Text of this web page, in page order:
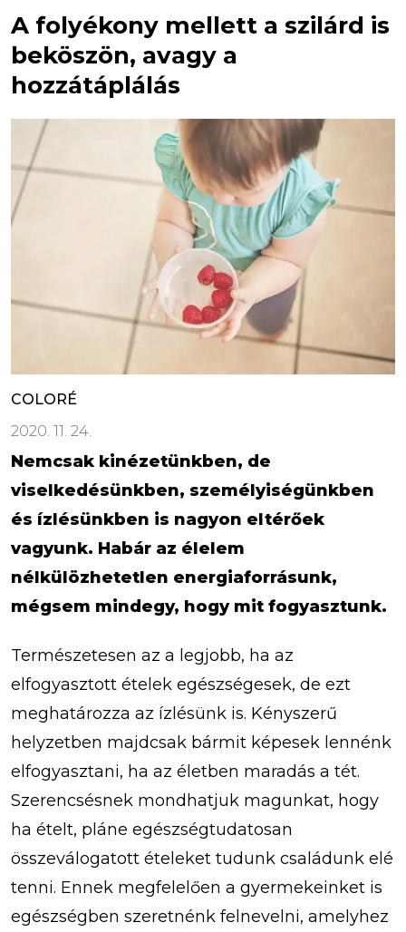
A folyékony mellett a szilárd is
beköszön, avagy a
hozzátáplálás
COLORÉ
2020. 11. 24.
Nemcsak kinézetünkben, de
viselkedésünkben, személyiségünkben
és ízlésünkben is nagyon eltérőek
vagyunk. Habár az élelem
nélkülözhetetlen energiaforrásunk,
mégsem mindegy, hogy mit fogyasztunk.
Természetesen az a legjobb, ha az
elfogyasztott ételek egészségesek, de ezt
meghatározza az ízlésünk is. Kényszerű
helyzetben majdcsak bármit képesek lennénk
elfogyasztani, ha az életben maradás a tét.
Szerencsésnek mondhatjuk magunkat, hogy
ha ételt, pláne egészségtudatosan
összeválogatott ételeket tudunk családunk elé
tenni. Ennek megfelelően a gyermekeinket is
egészségben szeretnénk felnevelni, amelyhez